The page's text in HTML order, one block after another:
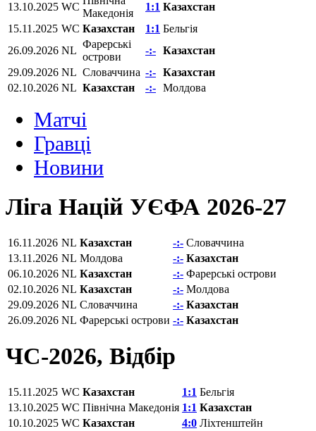
13.10.2025 WC
Македонія
1:1 Казахстан
15.11.2025 WC Казахстан 1:1 Бельгія
26.09.2026 NL
Фарерські
острови
-:- Казахстан
29.09.2026 NL Словаччина -:- Казахстан
02.10.2026 NL Казахстан -:- Молдова
Матчi
Гравці
Новини
Ліга Націй УЄФА 2026-27
16.11.2026 NL Казахстан -:- Словаччина
13.11.2026 NL Молдова -:- Казахстан
06.10.2026 NL Казахстан -:- Фарерські острови
02.10.2026 NL Казахстан -:- Молдова
29.09.2026 NL Словаччина -:- Казахстан
26.09.2026 NL Фарерські острови -:- Казахстан
ЧС-2026, Відбір
15.11.2025 WC Казахстан 1:1 Бельгія
13.10.2025 WC Північна Македонія 1:1 Казахстан
10.10.2025 WC Казахстан 4:0 Ліхтенштейн